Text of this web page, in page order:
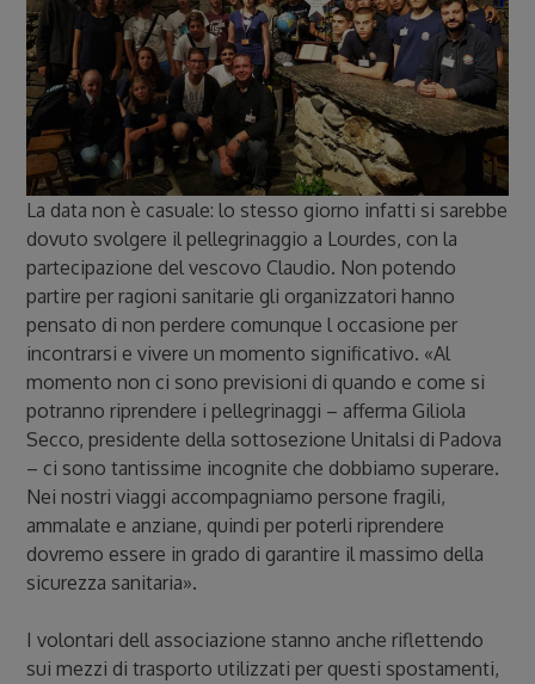
La data non è casuale: lo stesso giorno infatti si sarebbe
dovuto svolgere il pellegrinaggio a Lourdes, con la
partecipazione del vescovo Claudio. Non potendo
partire per ragioni sanitarie gli organizzatori hanno
pensato di non perdere comunque l occasione per
incontrarsi e vivere un momento significativo. «Al
momento non ci sono previsioni di quando e come si
potranno riprendere i pellegrinaggi – afferma Giliola
Secco, presidente della sottosezione Unitalsi di Padova
– ci sono tantissime incognite che dobbiamo superare.
Nei nostri viaggi accompagniamo persone fragili,
ammalate e anziane, quindi per poterli riprendere
dovremo essere in grado di garantire il massimo della
sicurezza sanitaria».
I volontari dell associazione stanno anche riflettendo
sui mezzi di trasporto utilizzati per questi spostamenti,